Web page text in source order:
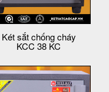
Két sắt chống cháy
KCC 38 KC